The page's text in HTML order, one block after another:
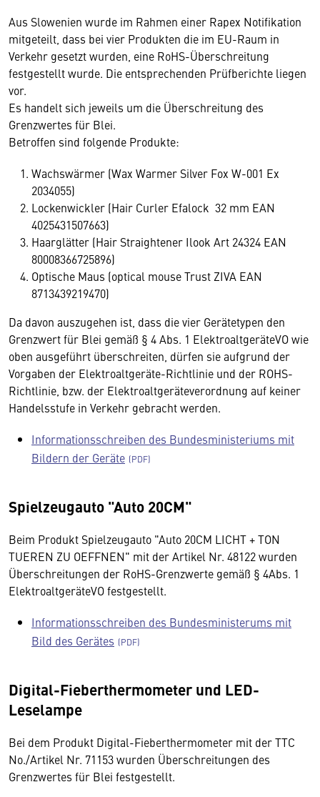
Aus Slowenien wurde im Rahmen einer Rapex Notifikation
mitgeteilt, dass bei vier Produkten die im EU-Raum in
Verkehr gesetzt wurden, eine RoHS-Überschreitung
festgestellt wurde. Die entsprechenden Prüfberichte liegen
vor.
Es handelt sich jeweils um die Überschreitung des
Grenzwertes für Blei.
Betroffen sind folgende Produkte:
Wachswärmer (Wax Warmer Silver Fox W-001 Ex
2034055)
Lockenwickler (Hair Curler Efalock 32 mm EAN
4025431507663)
Haarglätter (Hair Straightener Ilook Art 24324 EAN
80008366725896)
Optische Maus (optical mouse Trust ZIVA EAN
8713439219470)
Da davon auszugehen ist, dass die vier Gerätetypen den
Grenzwert für Blei gemäß § 4 Abs. 1 ElektroaltgeräteVO wie
oben ausgeführt überschreiten, dürfen sie aufgrund der
Vorgaben der Elektroaltgeräte-Richtlinie und der ROHS-
Richtlinie, bzw. der Elektroaltgeräteverordnung auf keiner
Handelsstufe in Verkehr gebracht werden.
Informationsschreiben des Bundesministeriums mit
Bildern der Geräte
Spielzeugauto "Auto 20CM"
Beim Produkt Spielzeugauto "Auto 20CM LICHT + TON
TUEREN ZU OEFFNEN" mit der Artikel Nr. 48122 wurden
Überschreitungen der RoHS-Grenzwerte gemäß § 4Abs. 1
ElektroaltgeräteVO festgestellt.
Informationsschreiben des Bundesministerums mit
Bild des Gerätes
Digital-Fieberthermometer und LED-
Leselampe
Bei dem Produkt Digital-Fieberthermometer mit der TTC
No./Artikel Nr. 71153 wurden Überschreitungen des
Grenzwertes für Blei festgestellt.